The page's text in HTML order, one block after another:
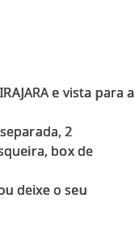
e vista para a
2
box de
deixe o seu